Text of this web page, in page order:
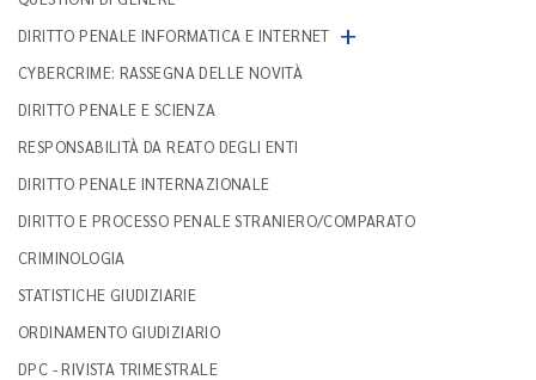
DIRITTO PENALE INFORMATICA E INTERNET +
CYBERCRIME: RASSEGNA DELLE NOVITÀ
DIRITTO PENALE E SCIENZA
RESPONSABILITÀ DA REATO DEGLI ENTI
DIRITTO PENALE INTERNAZIONALE
DIRITTO E PROCESSO PENALE STRANIERO/COMPARATO
CRIMINOLOGIA
STATISTICHE GIUDIZIARIE
ORDINAMENTO GIUDIZIARIO
DPC - RIVISTA TRIMESTRALE